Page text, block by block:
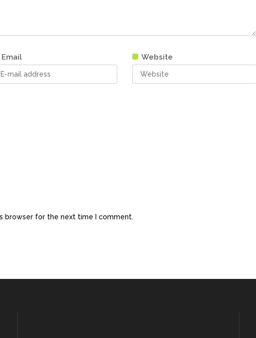
Email Website
browser for the next time I comment.